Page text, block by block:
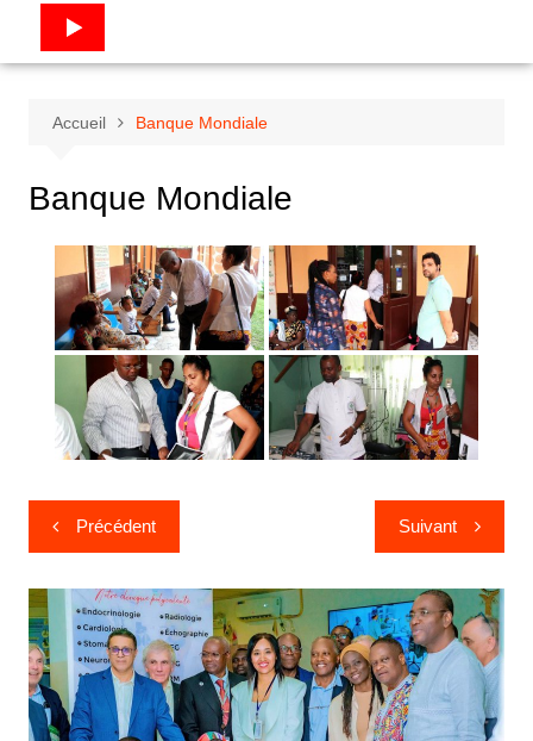
Accueil Banque Mondiale
Banque Mondiale
Précédent Suivant